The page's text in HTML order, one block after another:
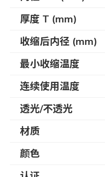
厚度 T (mm)
收缩后内径 (mm)
最小收缩温度
连续使用温度
透光/不透光
材质
颜色